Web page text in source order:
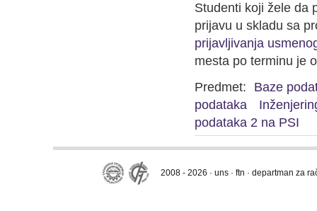
Studenti koji žele da
prijavu u skladu sa
prijavljivanja
mesta po terminu je
Predmet:
Baze
podataka
podataka 2 na PSI
2008 - 2026 · uns · ftn · departman za